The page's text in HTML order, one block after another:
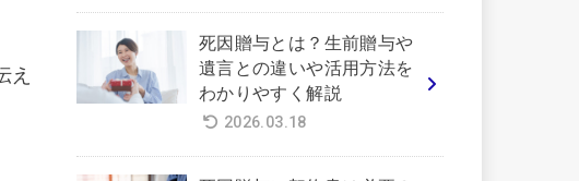
え
死因贈与とは？生前贈与や
遺言との違いや活用方法を
わかりやすく解説
2026.03.18